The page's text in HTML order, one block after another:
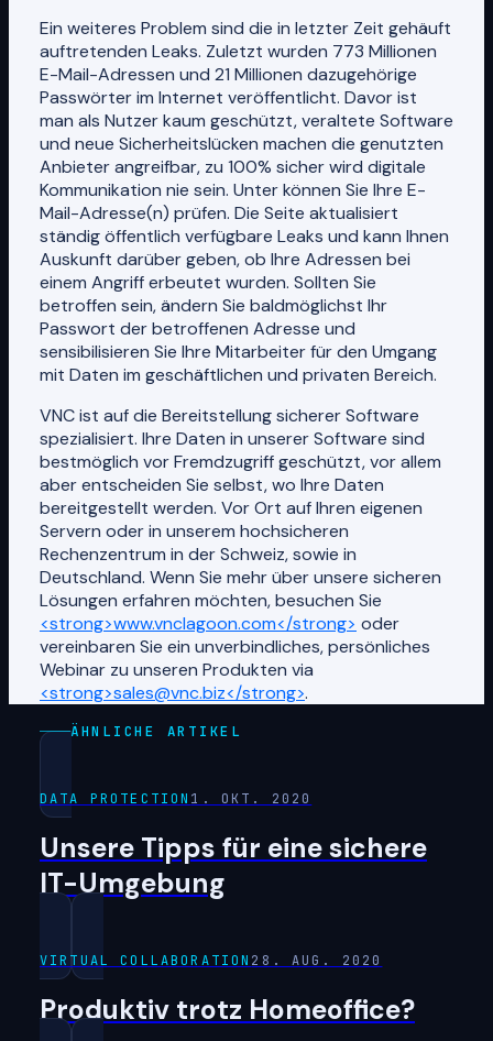
Ein weiteres Problem sind die in letzter Zeit gehäuft
auftretenden Leaks. Zuletzt wurden 773 Millionen
E-Mail-Adressen und 21 Millionen dazugehörige
Passwörter im Internet veröffentlicht. Davor ist
man als Nutzer kaum geschützt, veraltete Software
und neue Sicherheitslücken machen die genutzten
Anbieter angreifbar, zu 100% sicher wird digitale
Kommunikation nie sein. Unterkönnen Sie Ihre E-
Mail-Adresse(n) prüfen. Die Seite aktualisiert
ständig öffentlich verfügbare Leaks und kann Ihnen
Auskunft darüber geben, ob Ihre Adressen bei
einem Angriff erbeutet wurden. Sollten Sie
betroffen sein, ändern Sie baldmöglichst Ihr
Passwort der betroffenen Adresse und
sensibilisieren Sie Ihre Mitarbeiter für den Umgang
mit Daten im geschäftlichen und privaten Bereich.
VNC ist auf die Bereitstellung sicherer Software
spezialisiert. Ihre Daten in unserer Software sind
bestmöglich vor Fremdzugriff geschützt, vor allem
aber entscheiden Sie selbst, wo Ihre Daten
bereitgestellt werden. Vor Ort auf Ihren eigenen
Servern oder in unserem hochsicheren
Rechenzentrum in der Schweiz, sowie in
Deutschland. Wenn Sie mehr über unsere sicheren
Lösungen erfahren möchten, besuchen Sie
<strong>www.vnclagoon.com</strong> oder
vereinbaren Sie ein unverbindliches, persönliches
Webinar zu unseren Produkten via
<strong>sales@vnc.biz</strong>.
ÄHNLICHE ARTIKEL
DATA PROTECTION 1. OKT. 2020
Unsere Tipps für eine sichere
IT-Umgebung
VIRTUAL COLLABORATION 28. AUG. 2020
Produktiv trotz Homeoffice?